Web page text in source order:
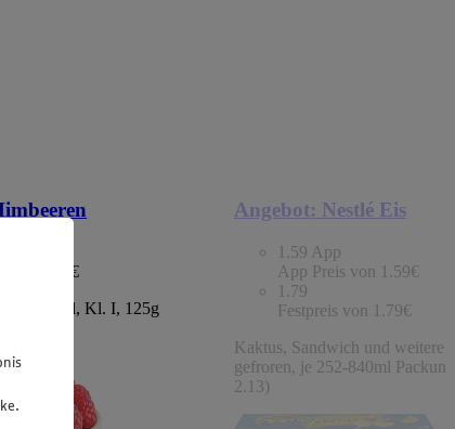
von 1.49€
Portugal, Kl. I, 125g
Angebot: Nestlé Eis
1.59 App
App Preis von 1.59€
1.79
Festpreis von 1.79€
Kaktus, Sandwich und weitere
gefroren, je 252-840ml
2.13)